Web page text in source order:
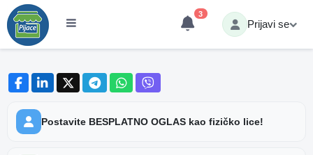
3
Prijavi se
Postavite BESPLATNO OGLAS kao fizičko lice!